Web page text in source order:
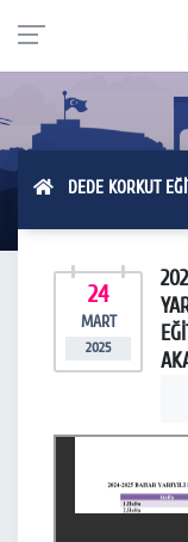
DEDE KORKUT
24
MART
2025